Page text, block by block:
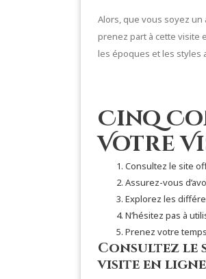
Alors, que vous soyez un
prenez part à cette visite
les époques et les styles
Cinq
Votre
Consultez le site
Assurez-vous
Explorez les
N’hésitez pas à
Prenez votre
Consultez le
visite en